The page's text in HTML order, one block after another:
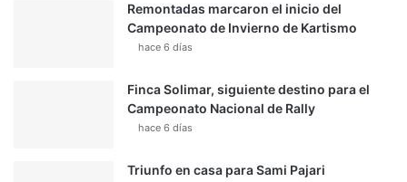
Remontadas marcaron el inicio del
Campeonato de Invierno de Kartismo
hace 6 días
Finca Solimar, siguiente destino para el
Campeonato Nacional de Rally
hace 6 días
Triunfo en casa para Sami Pajari